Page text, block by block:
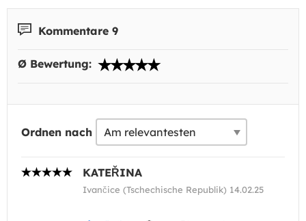
Kommentare 9
Ø Bewertung:
Ordnen nach
KATEŘINA
Ivančice (Tschechische Republik) 14.02.25